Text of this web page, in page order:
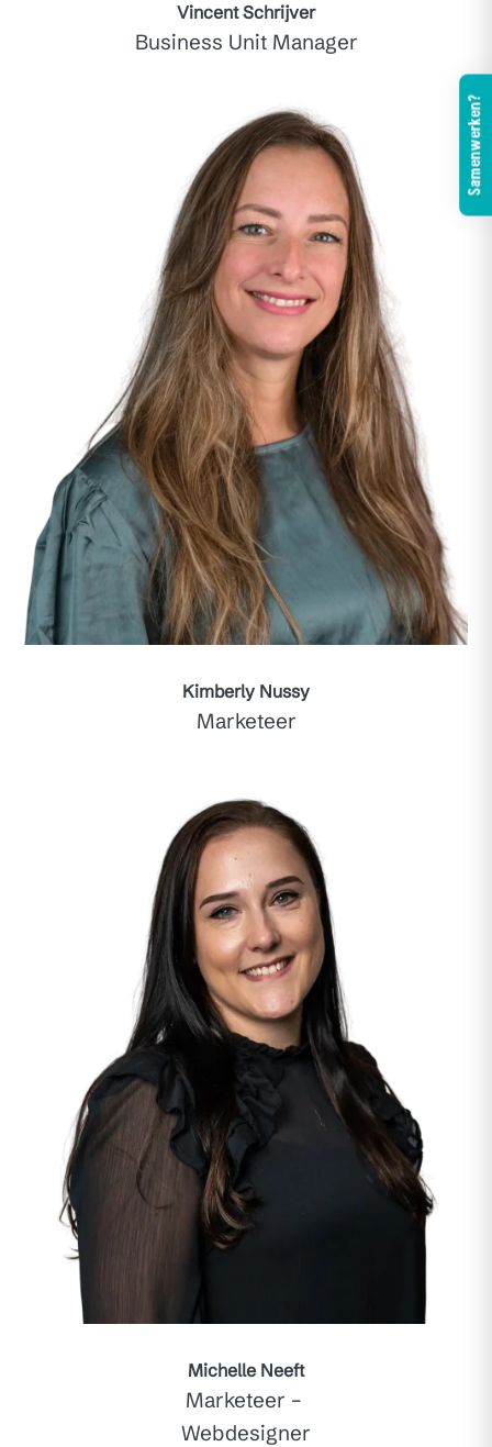
Samenwerken?
Vincent Schrijver
Business Unit Manager
Kimberly Nussy
Marketeer
Michelle Neeft
Marketeer –
Webdesigner